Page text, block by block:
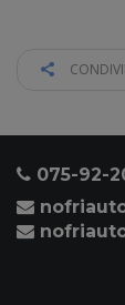
075-92-